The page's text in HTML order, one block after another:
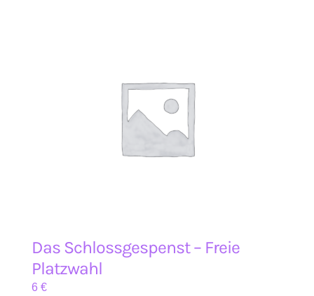
Das Schlossgespenst – Freie
Platzwahl
6 €